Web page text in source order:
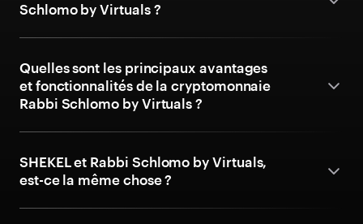
Schlomo by Virtuals ?
Quelles sont les principaux avantages
et fonctionnalités de la cryptomonnaie
Rabbi Schlomo by Virtuals ?
SHEKEL et Rabbi Schlomo by Virtuals,
est-ce la même chose ?